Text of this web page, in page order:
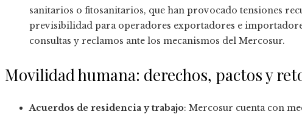
sanitarios o fitosanitarios, que han provocado tensiones
previsibilidad para operadores exportadores e
consultas y reclamos ante los mecanismos del Mercosur.
Movilidad humana: derechos, pactos y
Acuerdos de residencia y trabajo: Mercosur cuenta con